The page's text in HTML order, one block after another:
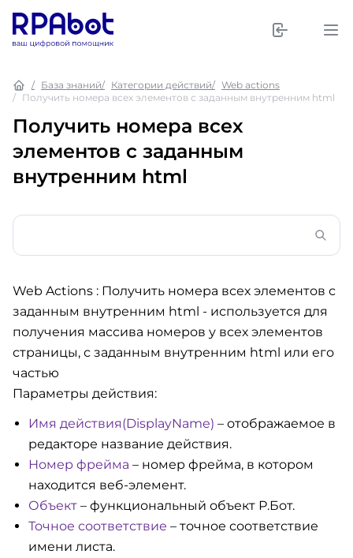
База знаний Категории действий
Web actions
Получить номера всех элементов с заданным внутренним html
Получить номера всех
элементов с заданным
внутренним html
Web Actions : Получить номера всех элементов с
заданным внутренним html - используется для
получения массива номеров у всех элементов
страницы, с заданным внутренним html или его
частью
Параметры действия:
Имя действия(DisplayName) – отображаемое в
редакторе название действия.
Номер фрейма – номер фрейма, в котором
находится веб-элемент.
Объект – функциональный объект Р.Бот.
Точное соответствие – точное соответствие
имени листа.